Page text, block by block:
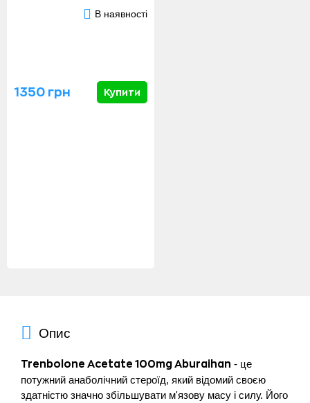
В наявності
1350 грн Купити
Опис
Trenbolone Acetate 100mg Aburaihan - це
потужний анаболічний стероїд, який відомий своєю
здатністю значно збільшувати м'язову масу і силу. Його